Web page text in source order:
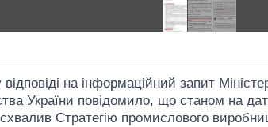
на інформаційний запит
України повідомило, що станом на
схвалив Стратегію промислового